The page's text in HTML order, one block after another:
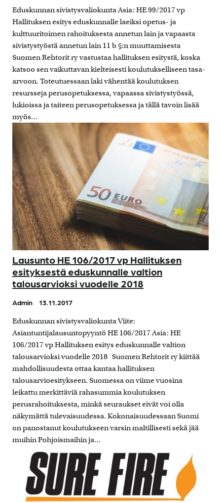
Eduskunnan sivistysvaliokunta Asia: HE 99/2017 vp
Hallituksen esitys eduskunnalle laeiksi opetus- ja
kulttuuritoimen rahoituksesta annetun lain ja vapaasta
sivistystyöstä annetun lain 11 b §:n muuttamisesta
Suomen Rehtorit ry vastustaa hallituksen esitystä, koska
katsoo sen vaikuttavan kielteisesti koulutukselliseen tasa-
arvoon. Toteutuessaan laki vähentää koulutuksen
resursseja perusopetuksessa, vapaassa sivistystyössä,
lukioissa ja taiteen perusopetuksessa ja tällä tavoin lisää
myös…
Lausunto HE 106/2017 vp Hallituksen
esityksestä eduskunnalle valtion
talousarvioksi vuodelle 2018
Admin 13.11.2017
Eduskunnan sivistysvaliokunta Viite:
Asiantuntijalausuntopyyntö HE 106/2017 Asia: HE
106/2017 vp Hallituksen esitys eduskunnalle valtion
talousarvioksi vuodelle 2018 Suomen Rehtorit ry kiittää
mahdollisuudesta ottaa kantaa hallituksen
talousarvioesitykseen. Suomessa on viime vuosina
leikattu merkittäviä rahasummia koulutuksen
perusrahoituksesta, minkä seuraukset eivät voi olla
näkymättä tulevaisuudessa. Kokonaisuudessaan Suomi
on panostanut koulutukseen varsin maltillisesti sekä jää
muihin Pohjoismaihin ja…